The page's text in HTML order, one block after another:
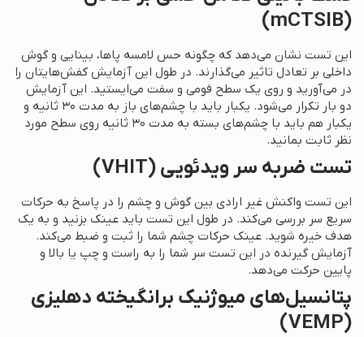
(mCTSIB)
این تست نشان می‌دهد که چگونه حس لامسه پاها، بینایی و گوش
داخلی بر تعادل تاثیر می‌گذارند. در طول این آزمایش کفش‌هایتان را
در می‌آورید و روی یک سطح فومی و سفت می‌ایستید. این آزمایش
دو بار تکرار می‌شود. یکبار باید با چشم‌های باز به مدت ۳۰ ثانیه و
یکبار هم باید با چشم‌های بسته به مدت ۳۰ ثانیه روی سطح مورد
نظر ثابت بمانید.
تست ضربه سر ویدئویی (VHIT)
این تست واکنش غیر ارادی بین گوش و چشم را در پاسخ به حرکات
سریع سر بررسی می‌کند. در طول این تست باید عینک بزنید و به یک
هدف خیره شوید. عینک حرکات چشم شما را ثبت و ضبط می‌کند.
آزمایش گیرنده در این تست سر شما را به راست و چپ یا بالا و
پایین حرکت می‌دهد.
پتانسیل‌های میوژنیک برانگیخته دهلیزی
(VEMP)